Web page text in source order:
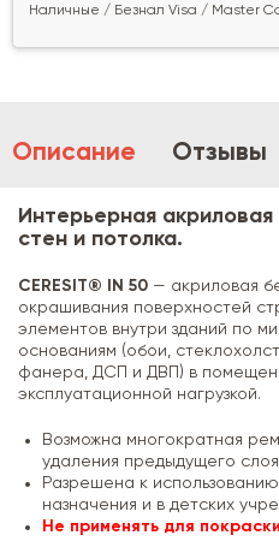
Наличные / Безнал Visa / Master
Описание Отзывы
Интерьерная
стен и потолка.
CERESIT® IN 50 — акриловая
окрашивания поверхностей
элементов внутри зданий по
основаниям (обои,
фанера, ДСП и ДВП) в
эксплуатационной нагрузкой.
Возможна многократная
удаления предыдущего
Разрешена к
назначения и в детских
Не применять для